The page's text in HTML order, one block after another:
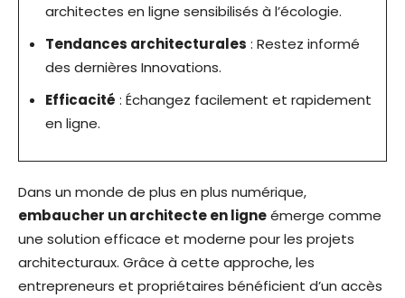
architectes en ligne sensibilisés à l’écologie.
Tendances architecturales : Restez informé
des dernières Innovations.
Efficacité : Échangez facilement et rapidement
en ligne.
Dans un monde de plus en plus numérique,
embaucher un architecte en ligneémerge comme
une solution efficace et moderne pour les projets
architecturaux. Grâce à cette approche, les
entrepreneurs et propriétaires bénéficient d’un accès